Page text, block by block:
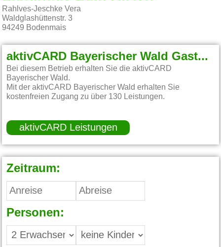
Rahlves-Jeschke Vera
Waldglashüttenstr. 3
94249 Bodenmais
aktivCARD Bayerischer Wald Gastgeber:
Bei diesem Betrieb erhalten Sie die aktivCARD
Bayerischer Wald.
Mit der aktivCARD Bayerischer Wald erhalten Sie
kostenfreien Zugang zu über 130 Leistungen.
aktivCARD Leistungen
Zeitraum:
Personen: